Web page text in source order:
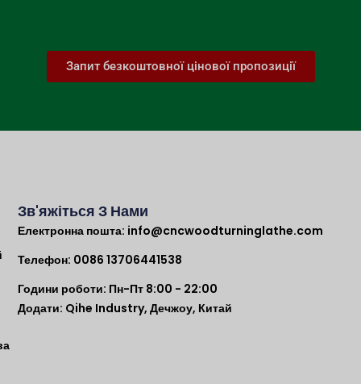
Запит безкоштовної цінової пропозиції
Зв'яжіться З Нами
Електронна пошта: info@cncwoodturninglathe.com
Телефон: 0086 13706441538
Години роботи: Пн-Пт 8:00 - 22:00
Додати: Qihe Industry, Дечжоу, Китай